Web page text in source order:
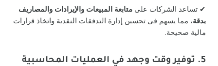
✔ تساعد الشركات على متابعة المبيعات والإيرادات والمصاريف
بدقة، مما يسهم في تحسين إدارة التدفقات النقدية واتخاذ قرارات
مالية صحيحة.
5. توفير وقت وجهد في العمليات المحاسبية